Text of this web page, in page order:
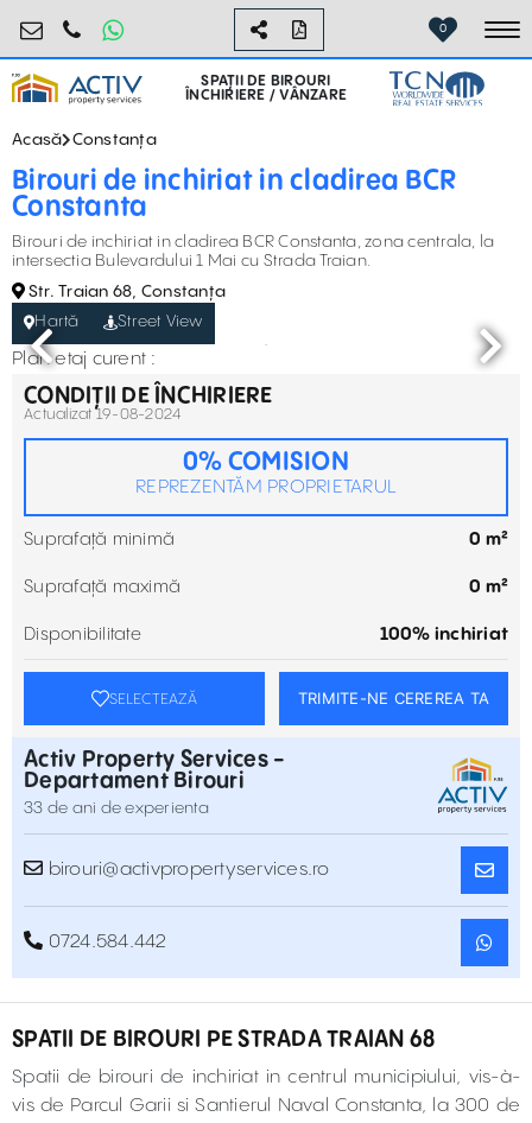
birouri@activpropertyservices.ro
0724.584.442 0
SPAȚII DE BIROURI
ÎNCHIRIERE / VÂNZARE
Acasă Constanța
Birouri de inchiriat in cladirea BCR
Constanta
Birouri de inchiriat in cladirea BCR Constanta, zona centrala, la
intersectia Bulevardului 1 Mai cu Strada Traian.
Str. Traian 68, Constanța
Hartă
Street View
Plan etaj curent :
CONDIȚII DE ÎNCHIRIERE
Actualizat 19-08-2024
0% COMISION
REPREZENTĂM PROPRIETARUL
Suprafață minimă 0 m²
Suprafață maximă 0 m²
Disponibilitate 100% inchiriat
SELECTEAZĂ TRIMITE-NE CEREREA TA
Activ Property Services -
Departament Birouri
33 de ani de experienta
birouri@activpropertyservices.ro
0724.584.442
SPATII DE BIROURI PE STRADA TRAIAN 68
Spatii de birouri de inchiriat in centrul municipiului, vis-à-
vis de Parcul Garii si Santierul Naval Constanta, la 300 de